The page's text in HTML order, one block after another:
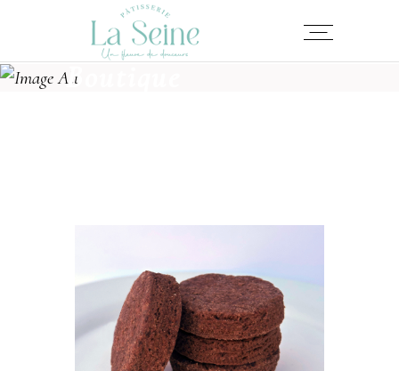
Boutique